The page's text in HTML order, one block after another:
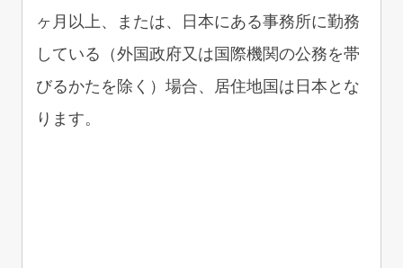
ヶ月以上、または、日本にある事務所に勤務
している（外国政府又は国際機関の公務を帯
びるかたを除く）場合、居住地国は日本とな
ります。